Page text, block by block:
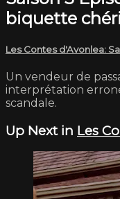
biquette
Les Contes d'Avonlea:
Un vendeur de
interprétation
scandale.
Up Next in Les